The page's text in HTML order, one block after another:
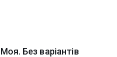
Моя. Без варіантів